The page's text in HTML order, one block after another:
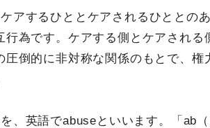
アするひととケアされるひととの
行為です。ケアする側とケアされる
圧倒的に非対称な関係のもとで、権
、英語でabuseといいます。「ab